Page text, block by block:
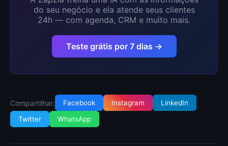
do seu negócio e ela atende seus clientes
24h — com agenda, CRM e muito mais.
Teste grátis por 7 dias →
Compartilhar: Facebook Instagram
LinkedIn
Twitter
WhatsApp